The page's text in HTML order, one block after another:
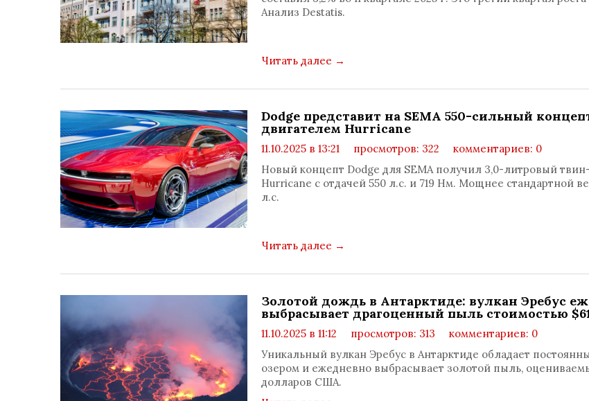
Анализ Destatis.
Читать далее →
Dodge представит на SEMA 550-сильный
двигателем Hurricane
11.10.2025 в 13:21 просмотров: 322
комментариев: 0
Новый концепт Dodge для SEMA получил 3,0-литровый
Hurricane с отдачей 550 л.с. и 719 Нм. Мощнее стандартной
л.с.
Читать далее →
Золотой дождь в Антарктиде: вулкан Эребус
выбрасывает драгоценный пыль стоимостью
11.10.2025 в 11:12 просмотров: 313
комментариев: 0
Уникальный вулкан Эребус в Антарктиде обладает
озером и ежедневно выбрасывает золотой пыль,
долларов США.